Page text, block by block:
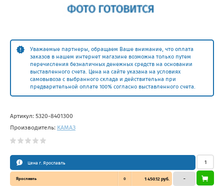
Уважаемые партнеры, обращаем Ваше внимание, что оплата
заказов в нашем интернет магазине возможна только путем
перечисления безналичных денежных средств на основании
выставленного счета. Цена на сайте указана на условиях
самовывоза с выбранного склада и действительна при
предварительной оплате 100% согласно выставленного счета.
Артикул: 5320-8401300
Производитель: КАМАЗ
Цена г. Ярославль
Ярославль 0 1 450.12 руб. –